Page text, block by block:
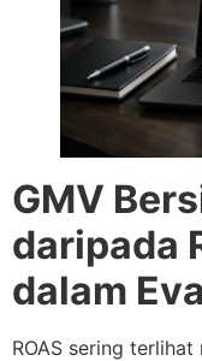
GMV
daripada
dalam
ROAS sering